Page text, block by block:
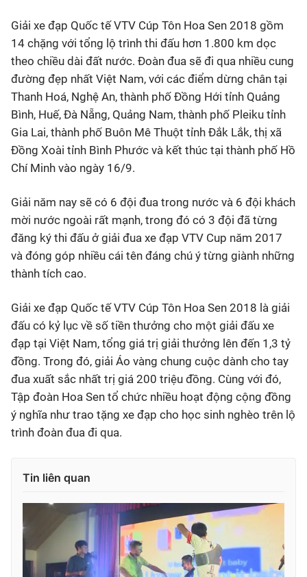
Giải xe đạp Quốc tế VTV Cúp Tôn Hoa Sen 2018 gồm
14 chặng với tổng lộ trình thi đấu hơn 1.800 km dọc
theo chiều dài đất nước. Đoàn đua sẽ đi qua nhiều cung
đường đẹp nhất Việt Nam, với các điểm dừng chân tại
Thanh Hoá, Nghệ An, thành phố Đồng Hới tỉnh Quảng
Bình, Huế, Đà Nẵng, Quảng Nam, thành phố Pleiku tỉnh
Gia Lai, thành phố Buôn Mê Thuột tỉnh Đắk Lắk, thị xã
Đồng Xoài tỉnh Bình Phước và kết thúc tại thành phố Hồ
Chí Minh vào ngày 16/9.
Giải năm nay sẽ có 6 đội đua trong nước và 6 đội khách
mời nước ngoài rất mạnh, trong đó có 3 đội đã từng
đăng ký thi đấu ở giải đua xe đạp VTV Cup năm 2017
và đóng góp nhiều cái tên đáng chú ý từng giành những
thành tích cao.
Giải xe đạp Quốc tế VTV Cúp Tôn Hoa Sen 2018 là giải
đấu có kỷ lục về số tiền thưởng cho một giải đấu xe
đạp tại Việt Nam, tổng giá trị giải thưởng lên đến 1,3 tỷ
đồng. Trong đó, giải Áo vàng chung cuộc dành cho tay
đua xuất sắc nhất trị giá 200 triệu đồng. Cùng với đó,
Tập đoàn Hoa Sen tổ chức nhiều hoạt động cộng đồng
ý nghĩa như trao tặng xe đạp cho học sinh nghèo trên lộ
trình đoàn đua đi qua.
Tin liên quan